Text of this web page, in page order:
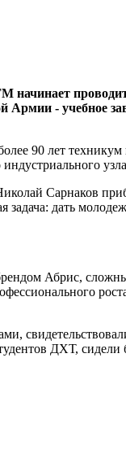
начинает
- учебное
90 лет техникум
Сарнаков
дать
Абрис,
ДХТ,